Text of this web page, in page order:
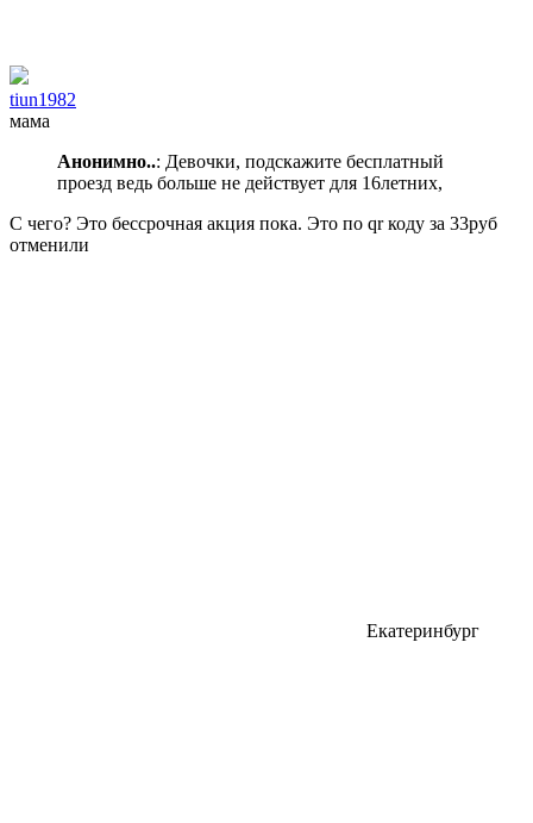
tiun1982
мама
Анонимно..: Девочки, подскажите бесплатный
проезд ведь больше не действует для 16летних,
С чего? Это бессрочная акция пока. Это по qr коду за 33руб
отменили
Екатеринбург